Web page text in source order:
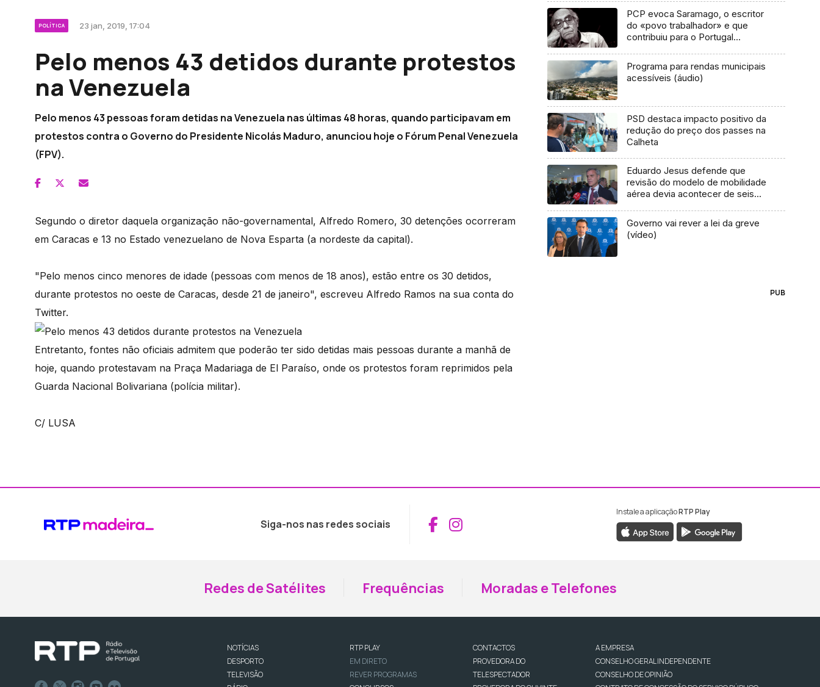
POLÍTICA 23 jan, 2019, 17:04
Pelo menos 43 detidos durante protestos
na Venezuela
Pelo menos 43 pessoas foram detidas na Venezuela nas últimas 48 horas, quando participavam em
protestos contra o Governo do Presidente Nicolás Maduro, anunciou hoje o Fórum Penal Venezuela
(FPV).
Segundo o diretor daquela organização não-governamental, Alfredo Romero, 30 detenções ocorreram
em Caracas e 13 no Estado venezuelano de Nova Esparta (a nordeste da capital).
"Pelo menos cinco menores de idade (pessoas com menos de 18 anos), estão entre os 30 detidos,
durante protestos no oeste de Caracas, desde 21 de janeiro", escreveu Alfredo Ramos na sua conta do
Twitter.
Entretanto, fontes não oficiais admitem que poderão ter sido detidas mais pessoas durante a manhã de
hoje, quando protestavam na Praça Madariaga de El Paraíso, onde os protestos foram reprimidos pela
Guarda Nacional Bolivariana (polícia militar).
C/ LUSA
PCP evoca Saramago, o escritor
do «povo trabalhador» e que
contribuiu para o Portugal
Programa para rendas municipais
acessíveis (áudio)
PSD destaca impacto positivo da
redução do preço dos passes na
Calheta
Eduardo Jesus defende que
revisão do modelo de mobilidade
aérea devia acontecer de seis
Governo vai rever a lei da greve
(vídeo)
PUB
Siga-nos nas redes sociais Aceder ao Facebook da RTP Madeira
Aceder ao Instagram da RTP Madeira
Instale a aplicaçãoRTP Play
Redes de Satélites Frequências Moradas e Telefones
NOTÍCIAS
DESPORTO
TELEVISÃO
RTP PLAY
EM DIRETO
REVER PROGRAMAS
CONTACTOS
PROVEDORA DO
TELESPECTADOR
A EMPRESA
CONSELHO GERAL INDEPENDENTE
CONSELHO DE OPINIÃO